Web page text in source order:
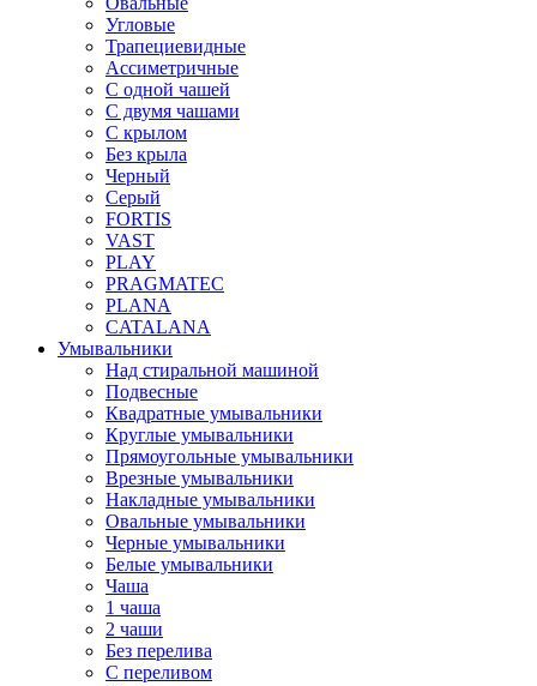
Угловые
Трапециевидные
Ассиметричные
С одной чашей
С двумя чашами
С крылом
Без крыла
Черный
Серый
FORTIS
VAST
PLAY
PRAGMATEC
PLANA
CATALANA
Умывальники
Над стиральной машиной
Подвесные
Квадратные умывальники
Круглые умывальники
Прямоугольные умывальники
Врезные умывальники
Накладные умывальники
Овальные умывальники
Черные умывальники
Белые умывальники
Чаша
1 чаша
2 чаши
Без перелива
С переливом